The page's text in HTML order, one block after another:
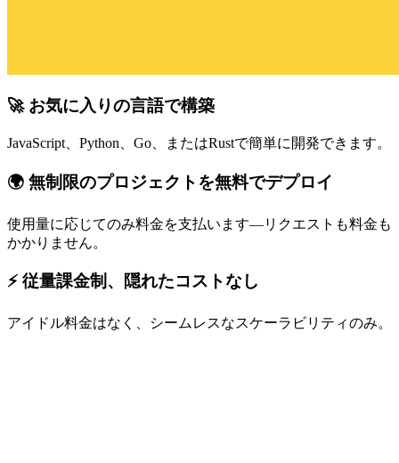
🚀 お気に入りの言語で構築
JavaScript、Python、Go、またはRustで簡単に開発できます。
🌍 無制限のプロジェクトを無料でデプロイ
使用量に応じてのみ料金を支払います—リクエストも料金も
かかりません。
⚡ 従量課金制、隠れたコストなし
アイドル料金はなく、シームレスなスケーラビリティのみ。